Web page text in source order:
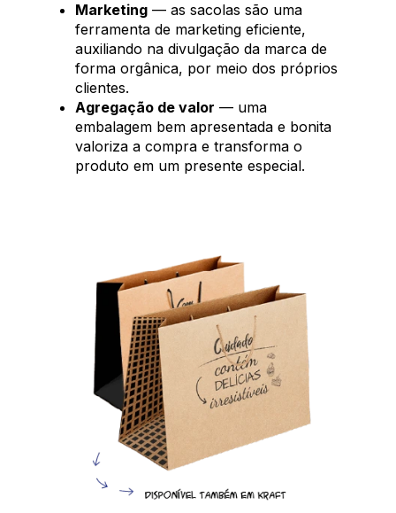
Marketing — as sacolas são uma
ferramenta de marketing eficiente,
auxiliando na divulgação da marca de
forma orgânica, por meio dos próprios
clientes.
Agregação de valor — uma
embalagem bem apresentada e bonita
valoriza a compra e transforma o
produto em um presente especial.